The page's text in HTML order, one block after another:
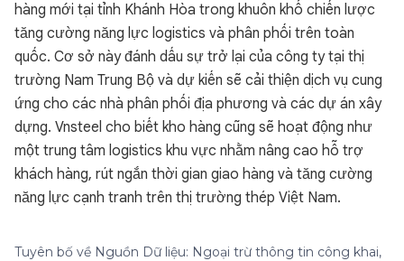
hàng mới tại tỉnh Khánh Hòa trong khuôn khổ chiến lược
tăng cường năng lực logistics và phân phối trên toàn
quốc. Cơ sở này đánh dấu sự trở lại của công ty tại thị
trường Nam Trung Bộ và dự kiến sẽ cải thiện dịch vụ cung
ứng cho các nhà phân phối địa phương và các dự án xây
dựng. Vnsteel cho biết kho hàng cũng sẽ hoạt động như
một trung tâm logistics khu vực nhằm nâng cao hỗ trợ
khách hàng, rút ngắn thời gian giao hàng và tăng cường
năng lực cạnh tranh trên thị trường thép Việt Nam.
Tuyên bố về Nguồn Dữ liệu: Ngoại trừ thông tin công khai,